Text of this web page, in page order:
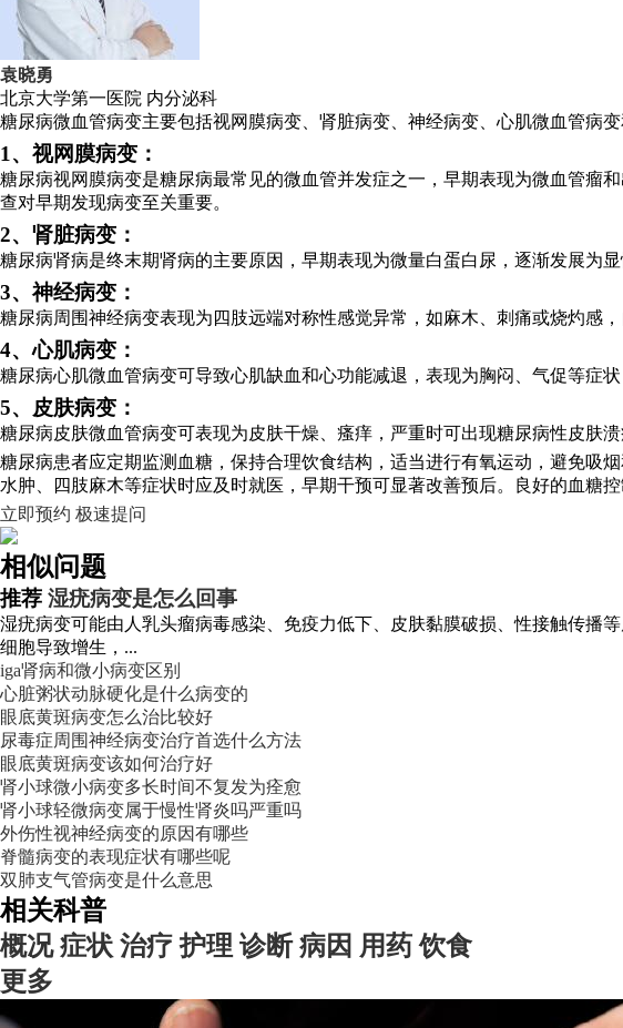
袁晓勇
北京大学第一医院 内分泌科
糖尿病微血管病变主要包括视网膜病变、肾脏病变、神经病变、心肌微血管病变
1、视网膜病变：
糖尿病视网膜病变是糖尿病最常见的微血管并发症之一，早期表现为微血管瘤
查对早期发现病变至关重要。
2、肾脏病变：
糖尿病肾病是终末期肾病的主要原因，早期表现为微量白蛋白尿，逐渐发展为
3、神经病变：
糖尿病周围神经病变表现为四肢远端对称性感觉异常，如麻木、刺痛或烧灼感
4、心肌病变：
糖尿病心肌微血管病变可导致心肌缺血和心功能减退，表现为胸闷、气促等症
5、皮肤病变：
糖尿病皮肤微血管病变可表现为皮肤干燥、瘙痒，严重时可出现糖尿病性皮肤
糖尿病患者应定期监测血糖，保持合理饮食结构，适当进行有氧运动，避免吸
水肿、四肢麻木等症状时应及时就医，早期干预可显著改善预后。良好的血糖
立即预约 极速提问
相似问题
推荐 湿疣病变是怎么回事
湿疣病变可能由人乳头瘤病毒感染、免疫力低下、皮肤黏膜破损、性接触传播
细胞导致增生，...
iga肾病和微小病变区别
心脏粥状动脉硬化是什么病变的
眼底黄斑病变怎么治比较好
尿毒症周围神经病变治疗首选什么方法
眼底黄斑病变该如何治疗好
肾小球微小病变多长时间不复发为痊愈
肾小球轻微病变属于慢性肾炎吗严重吗
外伤性视神经病变的原因有哪些
脊髓病变的表现症状有哪些呢
双肺支气管病变是什么意思
相关科普
概况 症状 治疗 护理 诊断 病因 用药 饮食
更多